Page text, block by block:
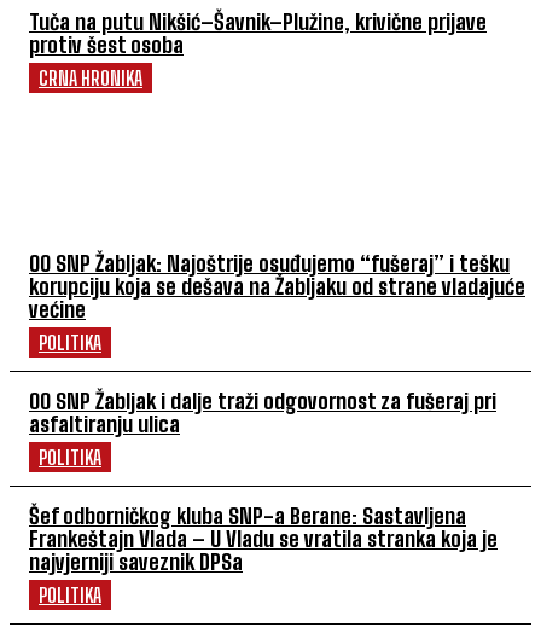
Tuča na putu Nikšić–Šavnik–Plužine, krivične prijave
protiv šest osoba
CRNA HRONIKA
OO SNP Žabljak: Najoštrije osuđujemo “fušeraj” i tešku
korupciju koja se dešava na Žabljaku od strane vladajuće
većine
POLITIKA
OO SNP Žabljak i dalje traži odgovornost za fušeraj pri
asfaltiranju ulica
POLITIKA
Šef odborničkog kluba SNP-a Berane: Sastavljena
Frankeštajn Vlada – U Vladu se vratila stranka koja je
najvjerniji saveznik DPSa
POLITIKA